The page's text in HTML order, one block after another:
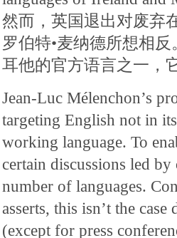
然而，英国退出对废弃
罗伯特•麦纳德所想相
耳他的官方语言之一，
Jean-Luc Mélenchon’s
targeting English not in
working language. To
certain discussions led
number of languages.
asserts, this isn’t the
(except for press